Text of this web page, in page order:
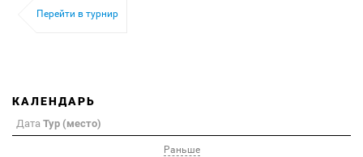
Перейти в турнир
КАЛЕНДАРЬ
Дата Тур (место)
Раньше